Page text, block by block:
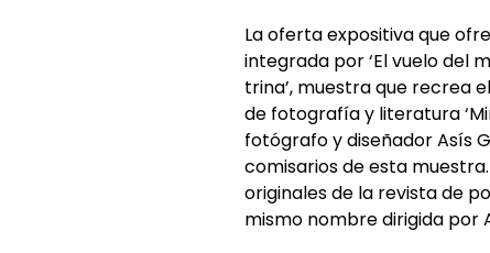
La oferta expositiva que
integrada por ‘El vuelo del
trina’, muestra que recrea
de fotografía y literatura
fotógrafo y diseñador Asís
comisarios de esta
originales de la revista de
mismo nombre dirigida por